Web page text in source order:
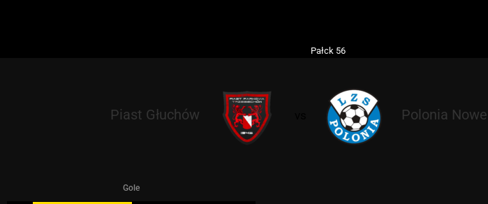
Pałck 56
Piast Głuchów Polonia
Gole